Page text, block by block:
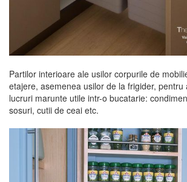
Partilor interioare ale usilor corpurile de
etajere, asemenea usilor de la frigider, pentru
lucruri marunte utile intr-o bucatarie:
sosuri, cutii de ceai etc.